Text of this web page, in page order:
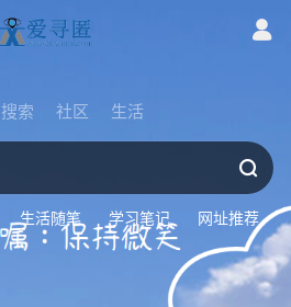
搜索 社区 生活
生活随笔 学习笔记 网址推荐